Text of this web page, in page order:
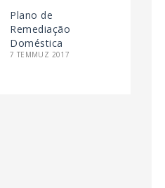
Plano de
Remediação
Doméstica
7 TEMMUZ 2017